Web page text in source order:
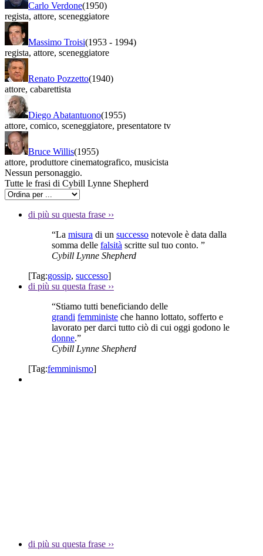
Carlo Verdone(1950)
regista, attore, sceneggiatore
Massimo Troisi(1953 - 1994)
regista, attore, sceneggiatore
Renato Pozzetto(1940)
attore, cabarettista
Diego Abatantuono(1955)
attore, comico, sceneggiatore, presentatore tv
Bruce Willis(1955)
attore, produttore cinematografico, musicista
Nessun personaggio.
Tutte le frasi di Cybill Lynne Shepherd
di più su questa frase ››
“La misura di un successo notevole è data dalla
somma delle falsità scritte sul tuo conto. ”
Cybill Lynne Shepherd
[Tag:gossip, successo]
di più su questa frase ››
“Stiamo tutti beneficiando delle
grandi femministe che hanno lottato, sofferto e
lavorato per darci tutto ciò di cui oggi godono le
donne.”
Cybill Lynne Shepherd
[Tag:femminismo]
di più su questa frase ››